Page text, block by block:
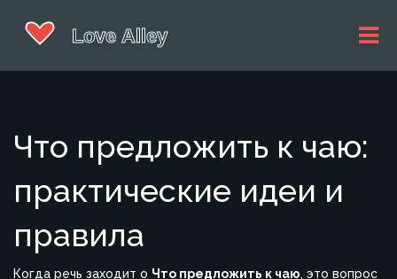
Что предложить к чаю:
практические идеи и
правила
Когда речь заходит о Что предложить к чаю, это вопрос